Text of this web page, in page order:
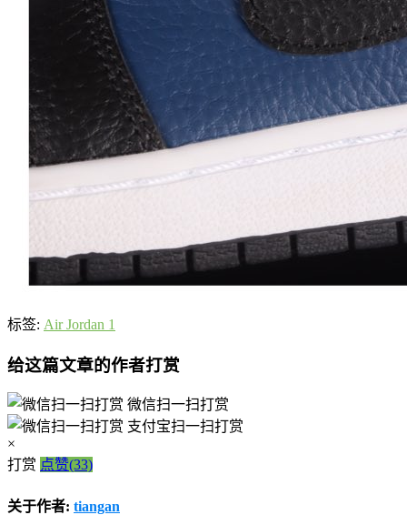
标签: Air Jordan 1
给这篇文章的作者打赏
微信扫一扫打赏
支付宝扫一扫打赏
×
打赏 点赞(33)
关于作者: tiangan